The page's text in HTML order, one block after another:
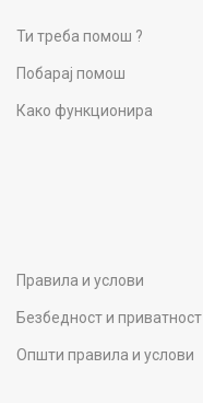
Ти треба помош ?
Побарај помош
Како функционира
Правила и услови
Безбедност и приватност
Општи правила и услови